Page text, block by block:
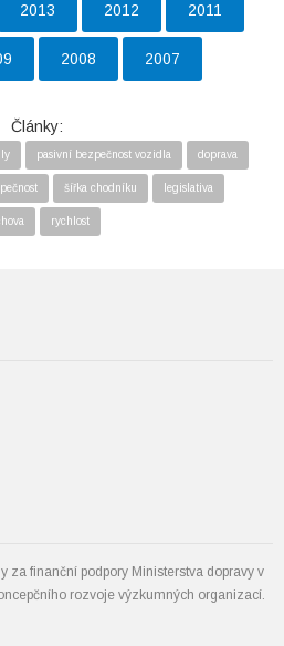
2013 2012 2011
2008 2007
Články:
pasivní bezpečnost vozidla doprava
šířka chodníku legislativa
rychlost
za finanční podpory Ministerstva dopravy v
rozvoje výzkumných organizací.